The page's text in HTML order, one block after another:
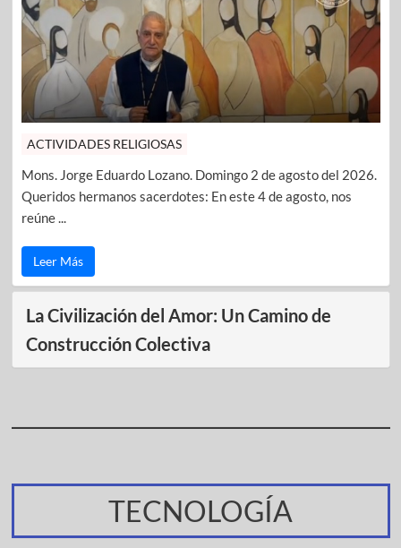
ACTIVIDADES RELIGIOSAS
Mons. Jorge Eduardo Lozano. Domingo 2 de agosto del 2026.
Queridos hermanos sacerdotes: En este 4 de agosto, nos
reúne ...
Leer Más
La Civilización del Amor: Un Camino de
Construcción Colectiva
TECNOLOGÍA